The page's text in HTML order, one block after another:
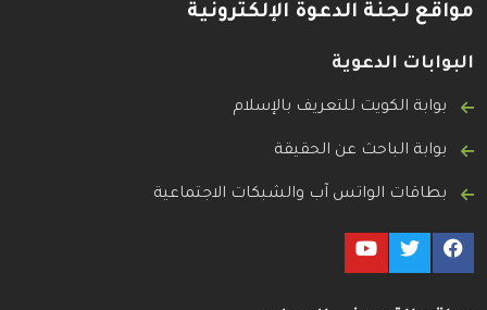
مواقع لجنة الدعوة الإلكترونية
البوابات الدعوية
بوابة الكويت للتعريف بالإسلام
بوابة الباحث عن الحقيقة
بطاقات الواتس آب والشبكات الاجتماعية